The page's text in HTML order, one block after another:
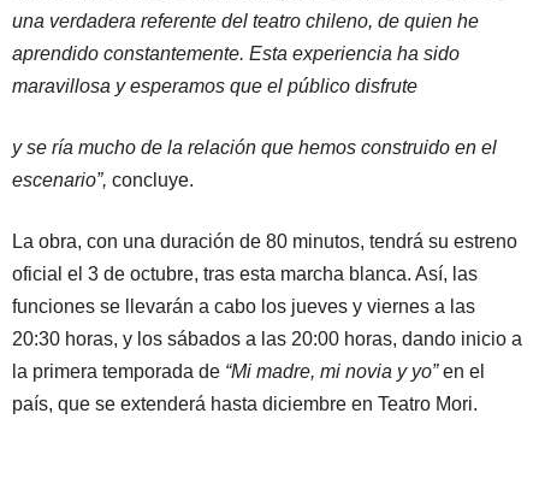
una verdadera referente del teatro chileno, de quien he
aprendido constantemente. Esta experiencia ha sido
maravillosa y esperamos que el público disfrute
y se ría mucho de la relación que hemos construido en el
escenario”, concluye.
La obra, con una duración de 80 minutos, tendrá su estreno
oficial el 3 de octubre, tras esta marcha blanca. Así, las
funciones se llevarán a cabo los jueves y viernes a las
20:30 horas, y los sábados a las 20:00 horas, dando inicio a
la primera temporada de “Mi madre, mi novia y yo”en el
país, que se extenderá hasta diciembre en Teatro Mori.